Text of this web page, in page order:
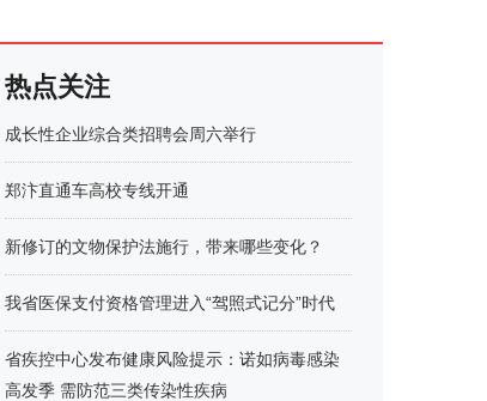
热点关注
成长性企业综合类招聘会周六举行
郑汴直通车高校专线开通
新修订的文物保护法施行，带来哪些变化？
我省医保支付资格管理进入“驾照式记分”时代
省疾控中心发布健康风险提示：诺如病毒感染
高发季 需防范三类传染性疾病